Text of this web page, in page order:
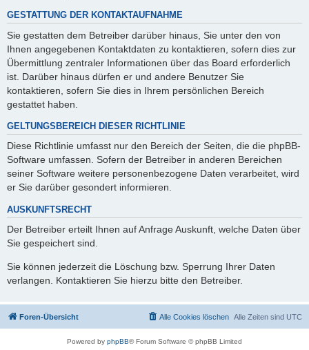
GESTATTUNG DER KONTAKTAUFNAHME
Sie gestatten dem Betreiber darüber hinaus, Sie unter den von
Ihnen angegebenen Kontaktdaten zu kontaktieren, sofern dies zur
Übermittlung zentraler Informationen über das Board erforderlich
ist. Darüber hinaus dürfen er und andere Benutzer Sie
kontaktieren, sofern Sie dies in Ihrem persönlichen Bereich
gestattet haben.
GELTUNGSBEREICH DIESER RICHTLINIE
Diese Richtlinie umfasst nur den Bereich der Seiten, die die phpBB-
Software umfassen. Sofern der Betreiber in anderen Bereichen
seiner Software weitere personenbezogene Daten verarbeitet, wird
er Sie darüber gesondert informieren.
AUSKUNFTSRECHT
Der Betreiber erteilt Ihnen auf Anfrage Auskunft, welche Daten über
Sie gespeichert sind.
Sie können jederzeit die Löschung bzw. Sperrung Ihrer Daten
verlangen. Kontaktieren Sie hierzu bitte den Betreiber.
Foren-Übersicht Alle Zeiten sind UTC
Alle Cookies löschen
Powered by phpBB® Forum Software © phpBB Limited